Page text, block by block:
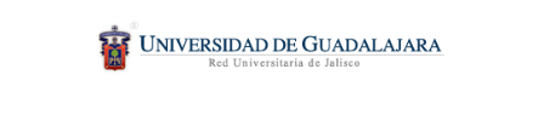
contenido
principal